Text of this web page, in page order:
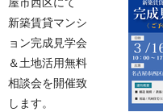
新築賃貸マンシ
ョン完成見学会
＆土地活用無料
相談会を開催致
します。